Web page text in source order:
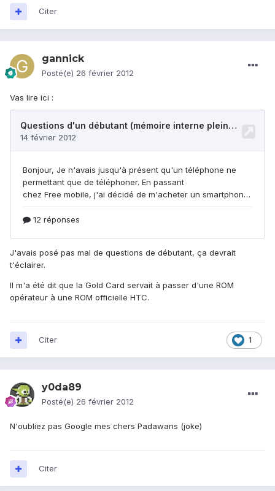
Citer
gannick
Posté(e) 26 février 2012
Vas lire ici :
J'avais posé pas mal de questions de débutant, ça devrait
t'éclairer.
Il m'a été dit que la Gold Card servait à passer d'une ROM
opérateur à une ROM officielle HTC.
1
Citer
y0da89
Posté(e) 26 février 2012
N'oubliez pas Google mes chers Padawans (joke)
Citer